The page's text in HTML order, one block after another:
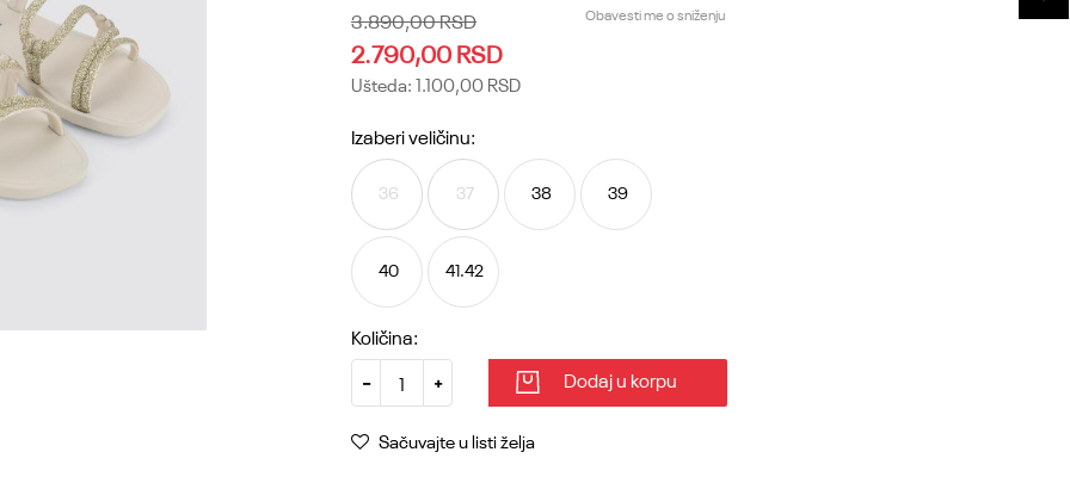
3.890,00RSD
2.790,00RSD
Ušteda: 1.100,00 RSD
Obavesti me o sniženju
Izaberi veličinu:
36 37 38 39
40 41.42
Količina:
Dodaj u korpu
Sačuvajte u listi želja